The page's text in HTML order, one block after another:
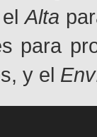
elAlta
para
y el